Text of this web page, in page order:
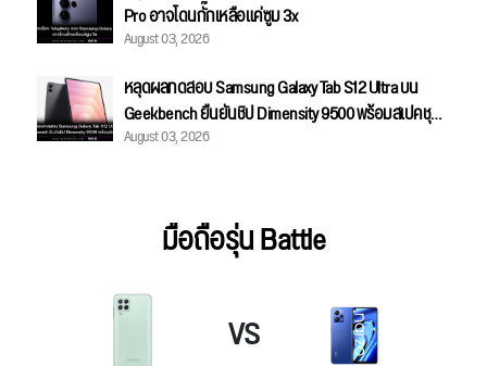
Pro อาจโดนกั๊กเหลือแค่ซูม 3x
August 03, 2026
หลุดผลทดสอบ Samsung Galaxy Tab S12 Ultra บน
Geekbench ยืนยันชิป Dimensity 9500 พร้อมสเปคชุด
เต็ม
August 03, 2026
มือถือรุ่น Battle
VS